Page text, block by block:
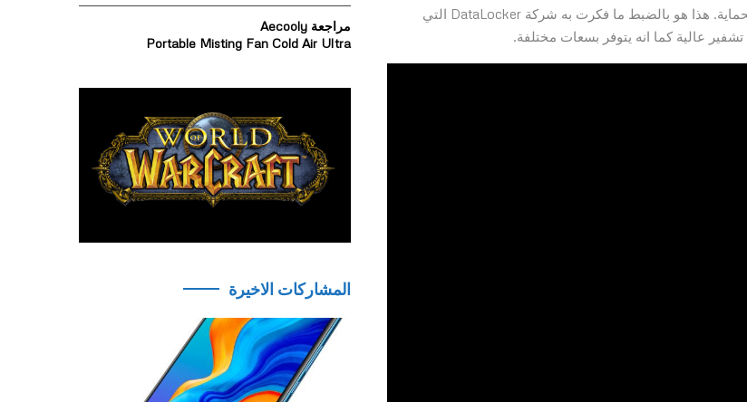
أهمية من قبل خاصة البيانات الحساسة التي تحتاج الى اكثر درجة من الحماية. هذا هو بالضبط ما فكرت به شركة DataLocker التي
مراجعة Aecooly
Portable Misting Fan Cold Air Ultra
المشاركات الاخيرة